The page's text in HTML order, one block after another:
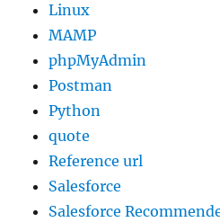
Linux
MAMP
phpMyAdmin
Postman
Python
quote
Reference url
Salesforce
Salesforce